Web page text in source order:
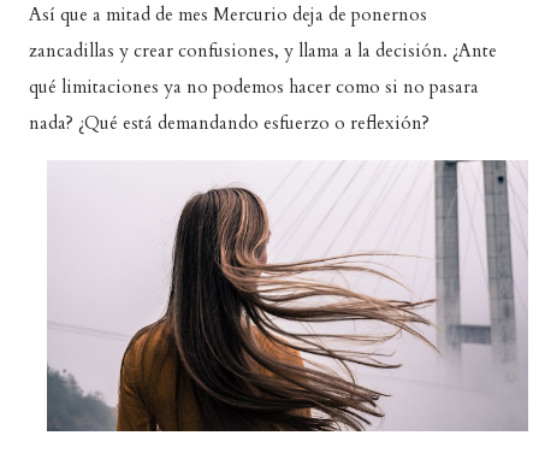
Así que a mitad de mes Mercurio deja de ponernos
zancadillas y crear confusiones, y llama a la decisión. ¿Ante
qué limitaciones ya no podemos hacer como si no pasara
nada? ¿Qué está demandando esfuerzo o reflexión?